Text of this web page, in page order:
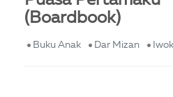
(Boardbook)
Buku Anak Dar Mizan